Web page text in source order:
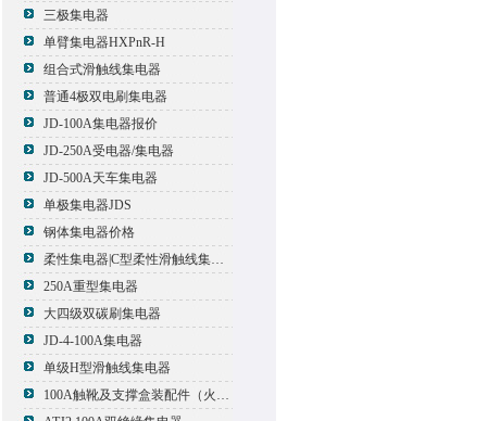
三极集电器
单臂集电器HXPnR-H
组合式滑触线集电器
普通4极双电刷集电器
JD-100A集电器报价
JD-250A受电器/集电器
JD-500A天车集电器
单极集电器JDS
钢体集电器价格
柔性集电器|C型柔性滑触线集电器
250A重型集电器
大四级双碳刷集电器
JD-4-100A集电器
单级H型滑触线集电器
100A触靴及支撑盒装配件（火线）